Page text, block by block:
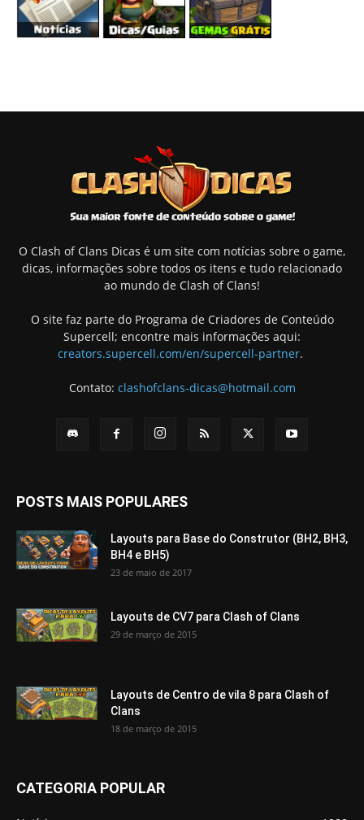
O Clash of Clans Dicas é um site com notícias sobre o game,
dicas, informações sobre todos os itens e tudo relacionado
ao mundo de Clash of Clans!
O site faz parte do Programa de Criadores de Conteúdo
Supercell; encontre mais informações aqui:
creators.supercell.com/en/supercell-partner.
Contato: clashofclans-dicas@hotmail.com
POSTS MAIS POPULARES
Layouts para Base do Construtor (BH2, BH3,
BH4 e BH5)
23 de maio de 2017
Layouts de CV7 para Clash of Clans
29 de março de 2015
Layouts de Centro de vila 8 para Clash of
Clans
18 de março de 2015
CATEGORIA POPULAR